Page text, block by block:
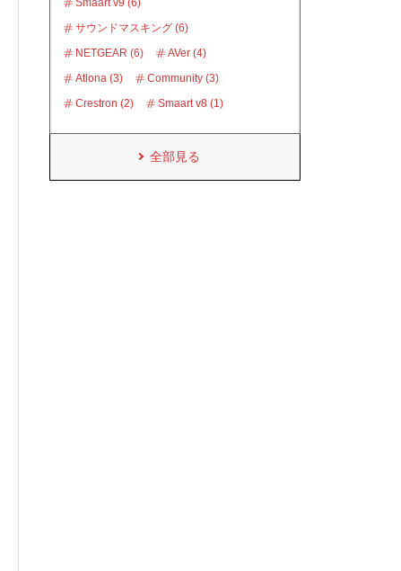
サウンドマスキング (6)
NETGEAR (6)
AVer (4)
Atlona (3)
Community (3)
Crestron (2)
Smaart v8 (1)
全部見る